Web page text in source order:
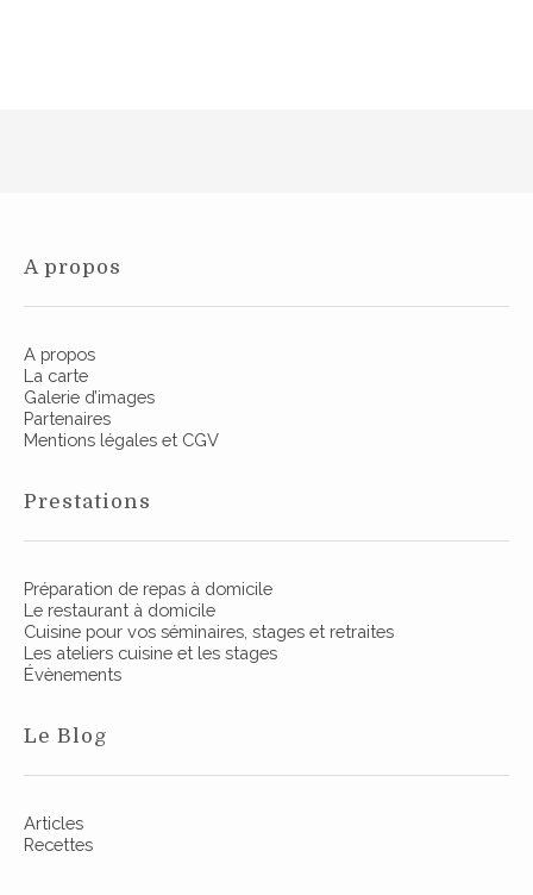
A propos
A propos
La carte
Galerie d’images
Partenaires
Mentions légales et CGV
Prestations
Préparation de repas à domicile
Le restaurant à domicile
Cuisine pour vos séminaires, stages et retraites
Les ateliers cuisine et les stages
Évènements
Le Blog
Articles
Recettes